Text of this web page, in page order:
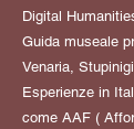
Digital
Guida museale
Venaria,
Esperienze in
come AAF (